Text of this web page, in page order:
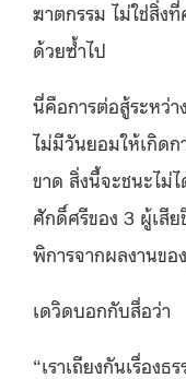
ฆาตกรรม ไม่ใช่สิ่ง
ด้วยซ้ำไป
นี่คือการต่อสู้ระหว่า
ไม่มีวันยอมให้เกิดก
ขาด สิ่งนี้จะชนะไม่
ศักดิ์ศรีของ 3 ผู้เสี
พิการจากผลงานขอ
เดวิดบอกกับสื่อว่า
“เราเถียงกันเรื่อง